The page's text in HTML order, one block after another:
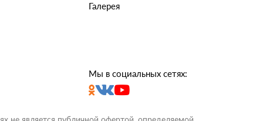
Галерея
Мы в социальных сетях: